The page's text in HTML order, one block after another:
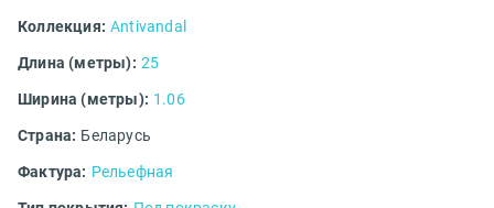
Коллекция: Antivandal
Длина (метры): 25
Ширина (метры): 1.06
Страна: Беларусь
Фактура: Рельефная